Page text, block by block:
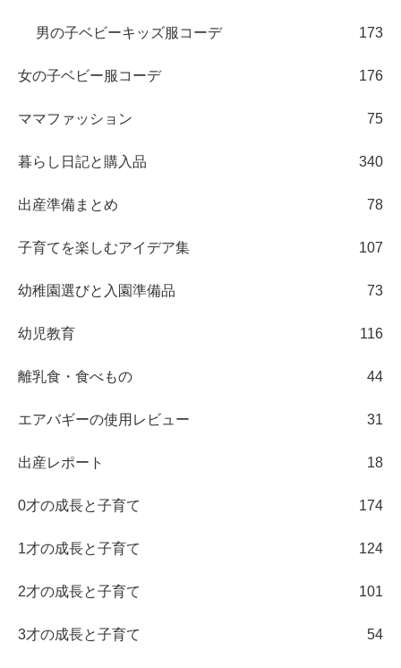
男の子ベビーキッズ服コーデ 173
女の子ベビー服コーデ 176
ママファッション 75
暮らし日記と購入品 340
出産準備まとめ 78
子育てを楽しむアイデア集 107
幼稚園選びと入園準備品 73
幼児教育 116
離乳食・食べもの 44
エアバギーの使用レビュー 31
出産レポート 18
0才の成長と子育て 174
1才の成長と子育て 124
2才の成長と子育て 101
3才の成長と子育て 54